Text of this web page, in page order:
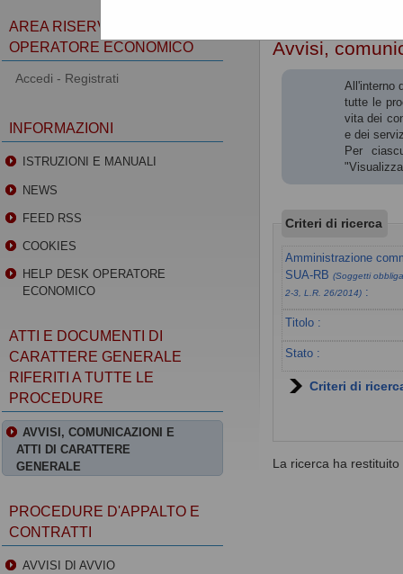
Avvisi,
All'interno
tutte le
vita dei
e dei
Per
Criteri di ricerca
Amministrazione
SUA-RB(Soggetti
2-3, L.R. 26/2014) :
Titolo :
Stato :
Criteri di
La ricerca ha restituito
AREA RISERVATA
OPERATORE ECONOMICO
Accedi - Registrati
INFORMAZIONI
ISTRUZIONI E MANUALI
NEWS
FEED RSS
COOKIES
HELP DESK OPERATORE
ECONOMICO
ATTI E DOCUMENTI DI
CARATTERE GENERALE
RIFERITI A TUTTE LE
PROCEDURE
AVVISI, COMUNICAZIONI E
ATTI DI CARATTERE
GENERALE
PROCEDURE D'APPALTO E
CONTRATTI
AVVISI DI AVVIO